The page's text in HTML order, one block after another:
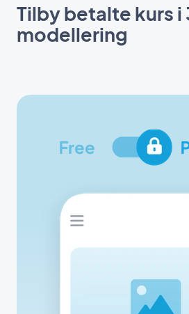
Tilby betalte kurs i
modellering